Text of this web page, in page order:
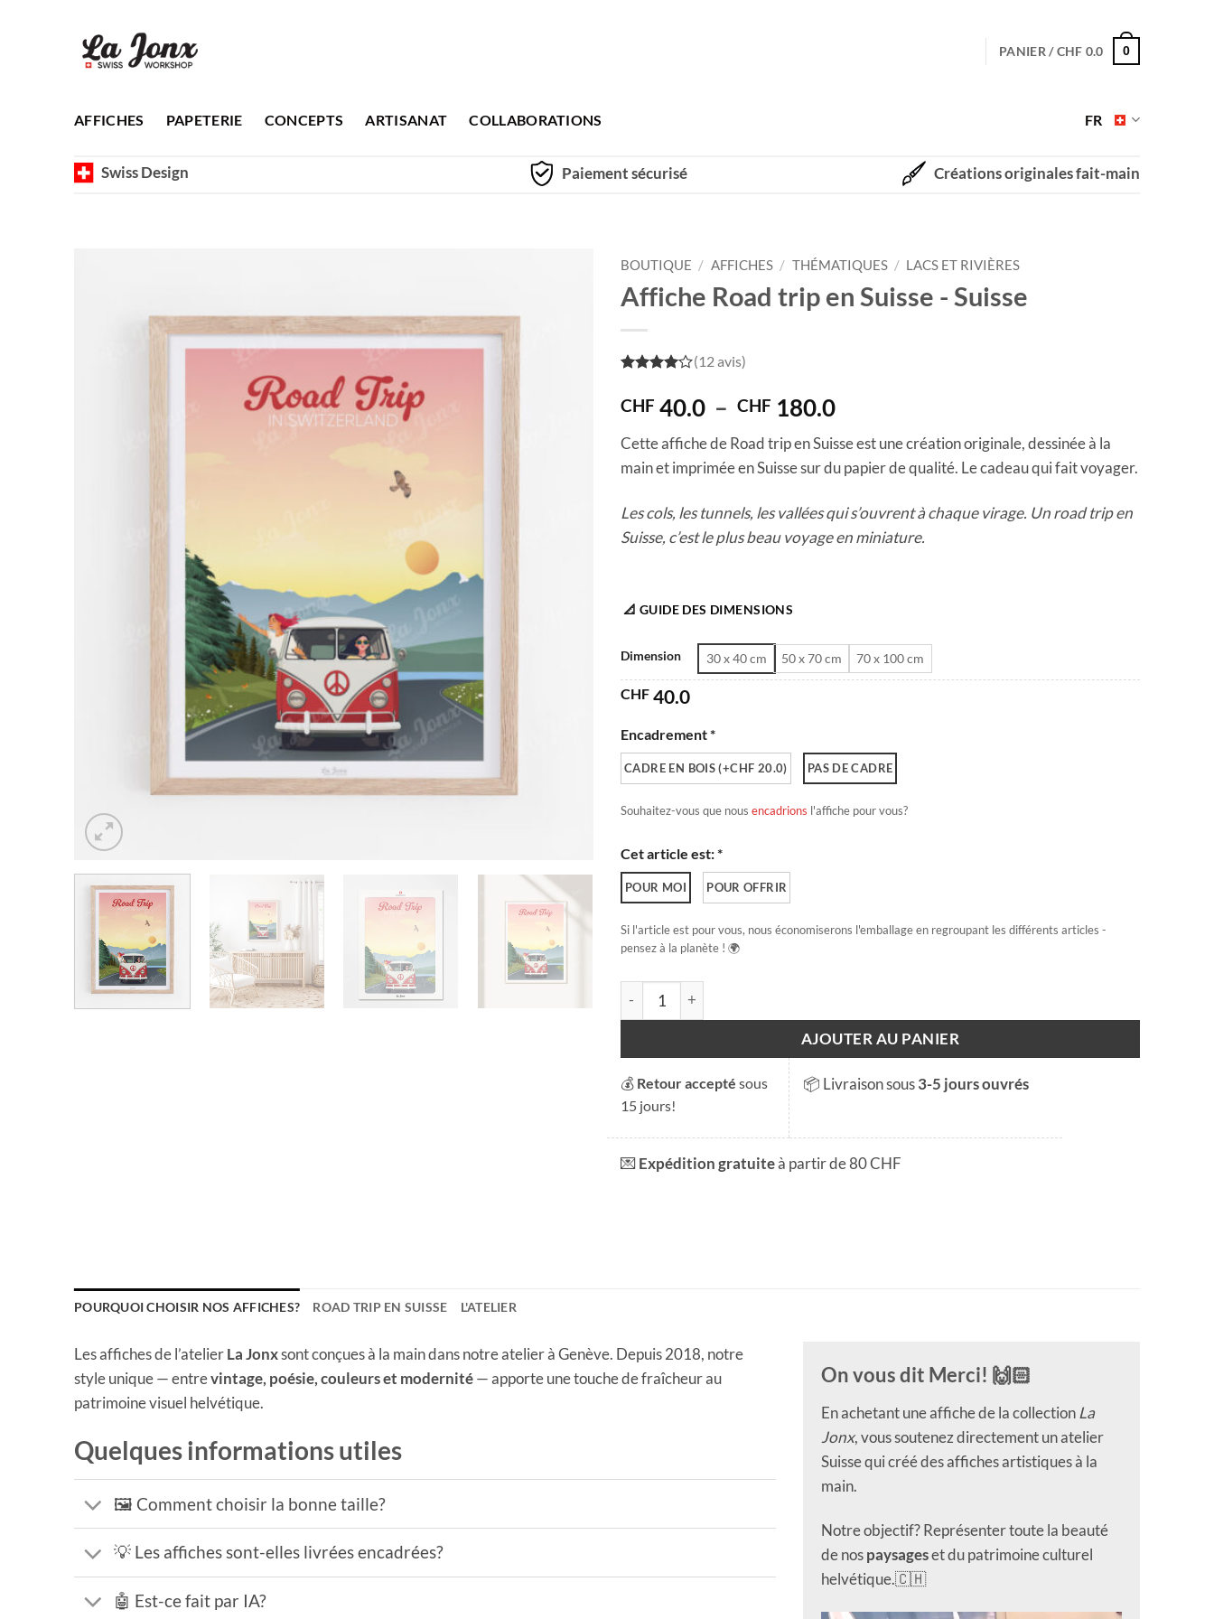
PANIER /CHF 0.0 0
AFFICHES PAPETERIE CONCEPTS ARTISANAT COLLABORATIONS FR
Swiss Design Paiement sécurisé Créations originales fait-main
BOUTIQUE / AFFICHES / THÉMATIQUES / LACS ET RIVIÈRES
Affiche Road trip en Suisse - Suisse
5
(12 avis)
CHF 40.0 – CHF 180.0Plage
prix :
CHF 40.0
CHF 180.0
Cette affiche de Road trip en Suisse est une création originale, dessinée à la
main et imprimée en Suisse sur du papier de qualité. Le cadeau qui fait voyager.
Les cols, les tunnels, les vallées qui s’ouvrent à chaque virage. Un road trip en
Suisse, c’est le plus beau voyage en miniature.
📐 GUIDE DES DIMENSIONS
Dimension 30 x 40 cm 50 x 70 cm 70 x 100 cm
CHF 40.0
Encadrement *
CADRE EN BOIS (+CHF 20.0) PAS DE CADRE
Souhaitez-vous que nous encadrions l'affiche pour vous?
Cet article est: *
POUR MOI POUR OFFRIR
Si l'article est pour vous, nous économiserons l'emballage en regroupant les différents articles -
pensez à la planète ! 🌍
quantité de Road trip en Suisse
AJOUTER AU PANIER
💰 Retour accepté sous
15 jours!
📦 Livraison sous3-5 jours ouvrés
💌Expédition gratuiteà partir de 80 CHF
POURQUOI CHOISIR NOS AFFICHES? ROAD TRIP EN SUISSE L'ATELIER
Les affiches de l’atelierLa Jonxsont conçues à la main dans notre atelier à Genève. Depuis 2018, notre
style unique — entrevintage, poésie, couleurs et modernité— apporte une touche de fraîcheur au
patrimoine visuel helvétique.
Quelques informations utiles
🖼️ Comment choisir la bonne taille?
💡 Les affiches sont-elles livrées encadrées?
🤖 Est-ce fait par IA?
On vous dit Merci! 🙌🏻
En achetant une affiche de la collection La
Jonx, vous soutenez directement un atelier
Suisse qui créé des affiches artistiques à la
main.
Notre objectif? Représenter toute la beauté
de nospaysageset du patrimoine culturel
helvétique.🇨🇭